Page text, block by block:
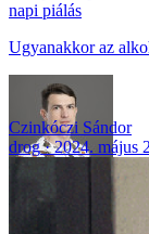
napi piálás
Ugyanakkor az
Czinkóczi Sándor
drog
2024. május